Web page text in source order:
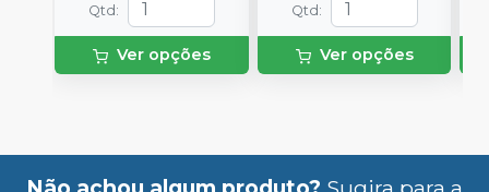
Qtd :
Ver opções
Qtd :
Ver opções